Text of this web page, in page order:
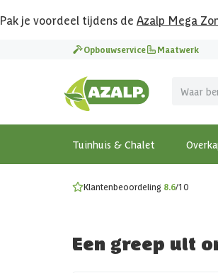
Pak je voordeel tijdens de Azalp Mega
Opbouwservice Maatwerk
Tuinhuis & Chalet
Vier vakantie in
MEGA zomer kortingen op
Bekijk de actiemodellen
Gratis wandplankset
Ontdek onze metalen
Klantenbeoordeling 8.6/10
Een greep uit